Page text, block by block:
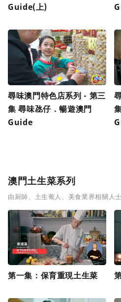
Guide(上)
尋味澳門特色店系列 - 第三
集 尋味氹仔．暢遊澳門
Guide
澳門土生菜系列
由厨師、土生葡人、美食業界相關人
第一集：保育重現土生菜